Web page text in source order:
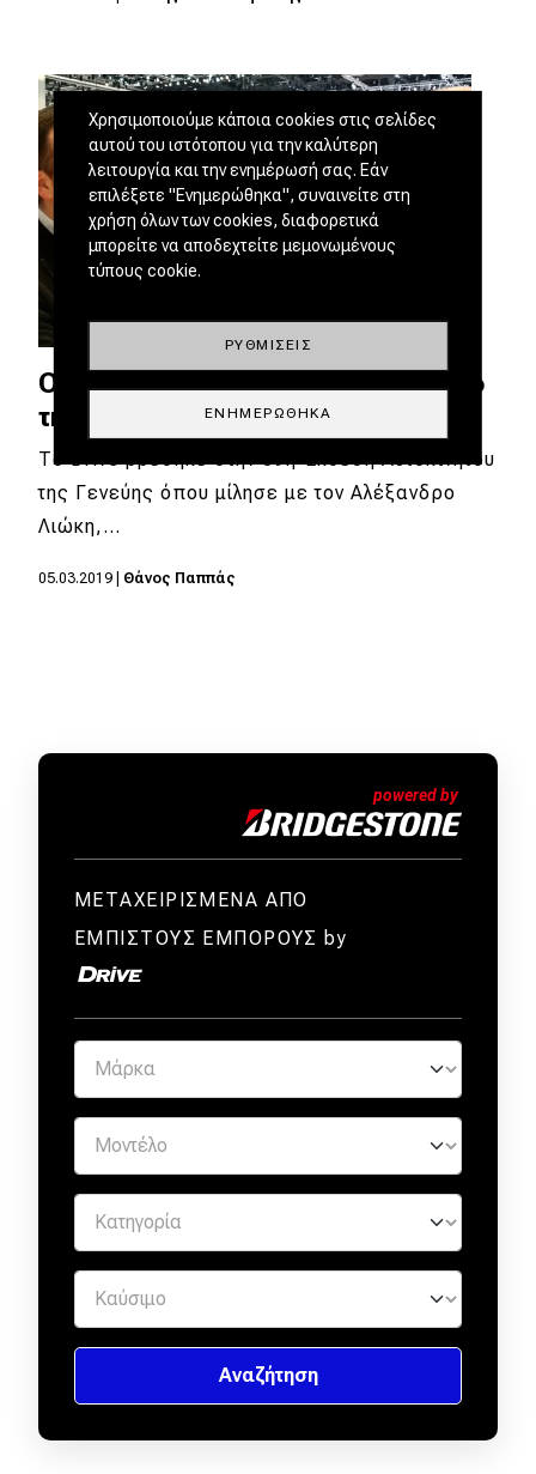
Ο Έλληνας σχεδιαστής πίσω από
την Alfa Romeo Tonale
Το Drive βρέθηκε στην 89η Έκθεση Αυτοκινήτου
της Γενεύης όπου μίλησε με τον Αλέξανδρο
Λιώκη,…
05.03.2019 Θάνος Παππάς
ΜΕΤΑΧΕΙΡΙΣΜΕΝΑ ΑΠΟ
ΕΜΠΙΣΤΟΥΣ ΕΜΠΟΡΟΥΣ by
Χρησιμοποιούμε κάποια cookies στις σελίδες
αυτού του ιστότοπου για την καλύτερη
λειτουργία και την ενημέρωσή σας. Εάν
επιλέξετε "Ενημερώθηκα", συναινείτε στη
χρήση όλων των cookies, διαφορετικά
μπορείτε να αποδεχτείτε μεμονωμένους
τύπους cookie.
ΡΥΘΜΊΣΕΙΣ
ΕΝΗΜΕΡΏΘΗΚΑ